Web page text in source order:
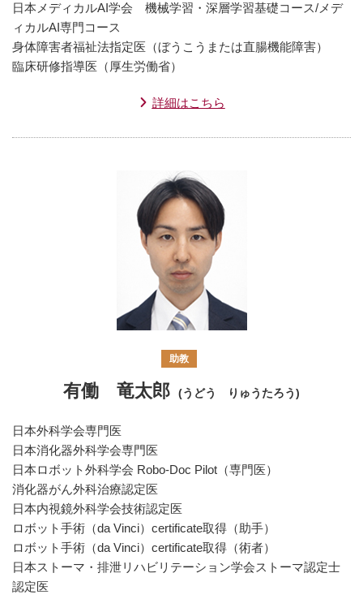
日本メディカルAI学会 機械学習・深層学習基礎コース/メデ
ィカルAI専門コース
身体障害者福祉法指定医（ぼうこうまたは直腸機能障害）
臨床研修指導医（厚生労働省）
詳細はこちら
助教
有働 竜太郎 (うどう りゅうたろう)
日本外科学会専門医
日本消化器外科学会専門医
日本ロボット外科学会 Robo-Doc Pilot（専門医）
消化器がん外科治療認定医
日本内視鏡外科学会技術認定医
ロボット手術（da Vinci）certificate取得（助手）
ロボット手術（da Vinci）certificate取得（術者）
日本ストーマ・排泄リハビリテーション学会ストーマ認定士
認定医